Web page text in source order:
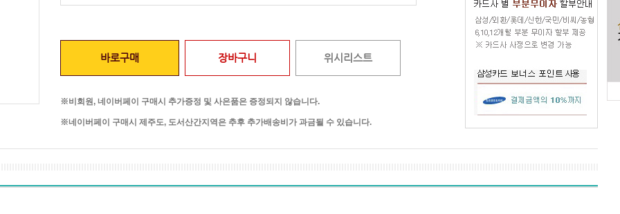
바로구매 장바구니 위시리스트
※비회원, 네이버페이 구매시 추가증정 및 사은품은 증정되지 않습니다.
※네이버페이 구매시 제주도, 도서산간지역은 추후 추가배송비가 과금될 수 있습니다.